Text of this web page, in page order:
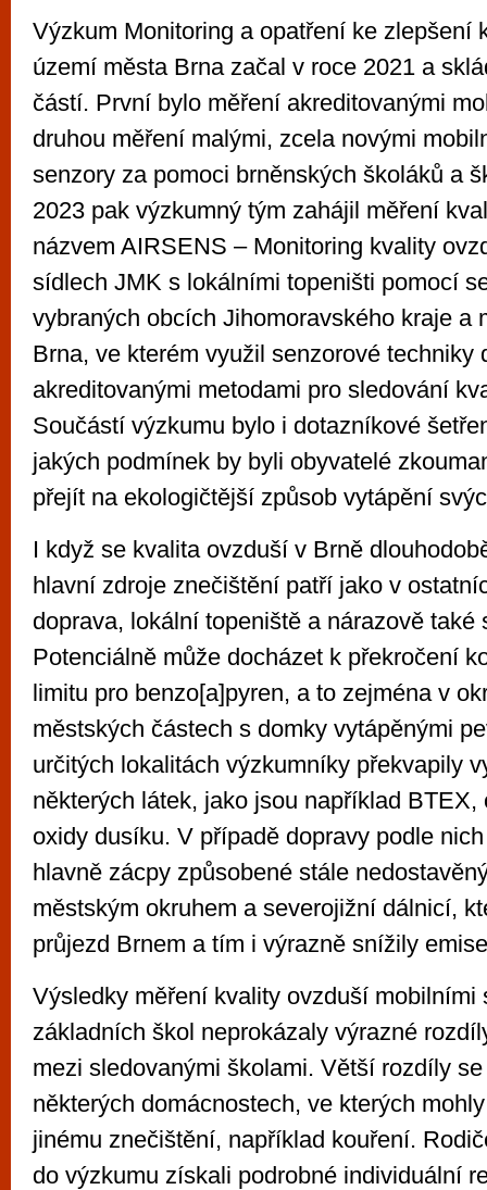
Výzkum Monitoring a opatření ke zlepšení
území města Brna začal v roce 2021 a
částí. První bylo měření akreditovanými
druhou měření malými, zcela novými
senzory za pomoci brněnských školáků a
2023 pak výzkumný tým zahájil měření
názvem AIRSENS – Monitoring kvality
sídlech JMK s lokálními topeništi pomocí
vybraných obcích Jihomoravského kraje a
Brna, ve kterém využil senzorové techniky
akreditovanými metodami pro sledování
Součástí výzkumu bylo i dotazníkové
jakých podmínek by byli obyvatelé
přejít na ekologičtější způsob vytápění
I když se kvalita ovzduší v Brně
hlavní zdroje znečištění patří jako v
doprava, lokální topeniště a nárazově také
Potenciálně může docházet k překročení
limitu pro benzo[a]pyren, a to zejména v
městských částech s domky vytápěnými
určitých lokalitách výzkumníky překvapily
některých látek, jako jsou například BTEX,
oxidy dusíku. V případě dopravy podle
hlavně zácpy způsobené stále
městským okruhem a severojižní dálnicí,
průjezd Brnem a tím i výrazně snížily
Výsledky měření kvality ovzduší mobilními
základních škol neprokázaly výrazné
mezi sledovanými školami. Větší rozdíly
některých domácnostech, ve kterých
jinému znečištění, například kouření.
do výzkumu získali podrobné individuální